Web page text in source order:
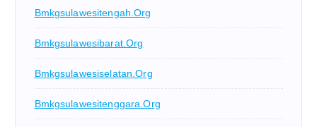
Bmkgsulawesitengah.org
Bmkgsulawesibarat.org
Bmkgsulawesiselatan.org
Bmkgsulawesitenggara.org